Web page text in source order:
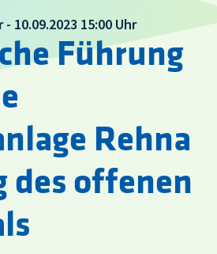
- 10.09.2023 15:00 Uhr
Führung
Rehna
des offenen